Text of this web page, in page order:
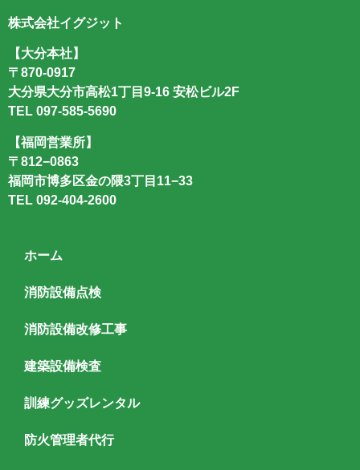
株式会社イグジット
【大分本社】
〒870-0917
大分県大分市高松1丁目9-16 安松ビル2F
TEL 097-585-5690
【福岡営業所】
〒812−0863
福岡市博多区金の隈3丁目11−33
TEL 092-404-2600
ホーム
消防設備点検
消防設備改修工事
建築設備検査
訓練グッズレンタル
防火管理者代行